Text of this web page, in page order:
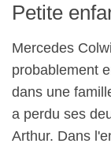
Petite
Mercedes
probablement
dans une
a perdu ses
Arthur. Dans